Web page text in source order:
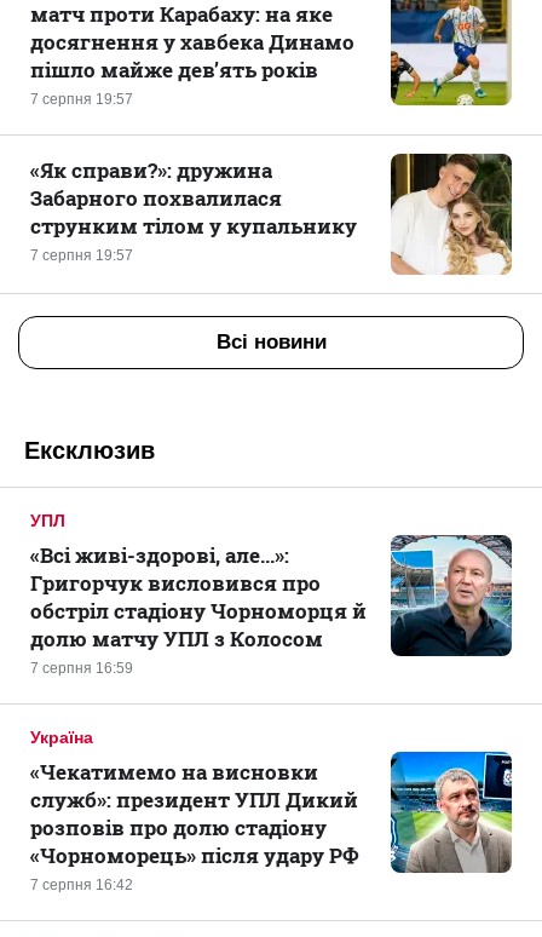
7 серпня 19:57
матч проти Карабаху: на яке
досягнення у хавбека Динамо
пішло майже дев’ять років
7 серпня 19:57
«Як справи?»: дружина
Забарного похвалилася
струнким тілом у купальнику
Всі новини
Ексклюзив
УПЛ
7 серпня 16:59
«Всі живі-здорові, але...»:
Григорчук висловився про
обстріл стадіону Чорноморця й
долю матчу УПЛ з Колосом
Україна
7 серпня 16:42
«Чекатимемо на висновки
служб»: президент УПЛ Дикий
розповів про долю стадіону
«Чорноморець» після удару РФ